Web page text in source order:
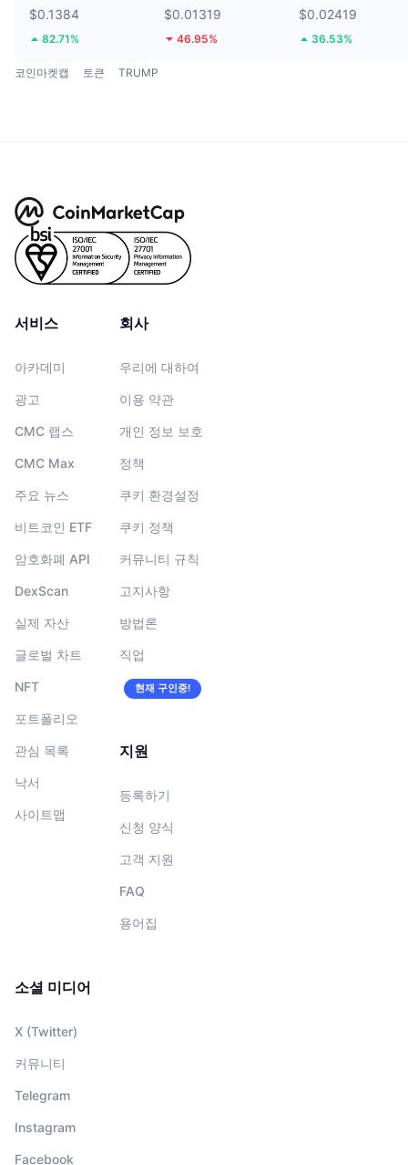
$0.1384
82.71%
$0.01319
46.95%
$0.02419
36.53%
코인마켓캡 토큰 TRUMP
서비스
아카데미
광고
CMC 랩스
CMC Max
주요 뉴스
비트코인 ETF
암호화폐 API
DexScan
실제 자산
글로벌 차트
NFT
포트폴리오
관심 목록
낙서
사이트맵
회사
우리에 대하여
이용 약관
개인 정보 보호
정책
쿠키 환경설정
쿠키 정책
커뮤니티 규칙
고지사항
방법론
직업
현재 구인중!
지원
등록하기
신청 양식
고객 지원
FAQ
용어집
소셜 미디어
X (Twitter)
커뮤니티
Telegram
Instagram
Facebook